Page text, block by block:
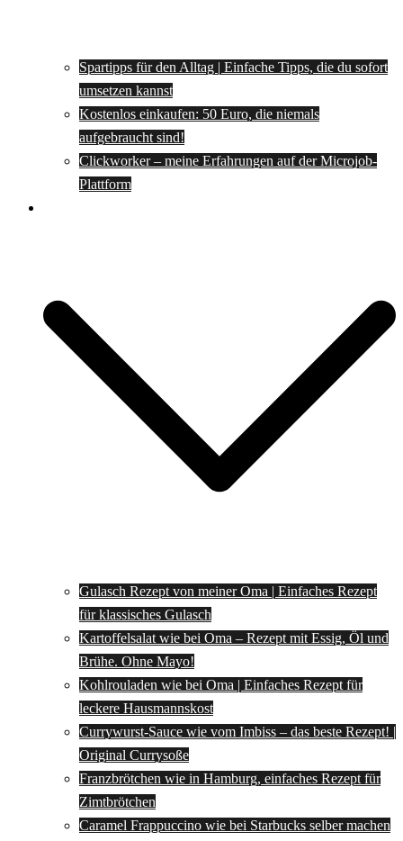
Spartipps für den Alltag | Einfache Tipps, die du sofort
umsetzen kannst
Kostenlos einkaufen: 50 Euro, die niemals
aufgebraucht sind!
Clickworker – meine Erfahrungen auf der Microjob-
Plattform
Gulasch Rezept von meiner Oma | Einfaches Rezept
für klassisches Gulasch
Kartoffelsalat wie bei Oma – Rezept mit Essig, Öl und
Brühe. Ohne Mayo!
Kohlrouladen wie bei Oma | Einfaches Rezept für
leckere Hausmannskost
Currywurst-Sauce wie vom Imbiss – das beste Rezept! |
Original Currysoße
Franzbrötchen wie in Hamburg, einfaches Rezept für
Zimtbrötchen
Caramel Frappuccino wie bei Starbucks selber machen